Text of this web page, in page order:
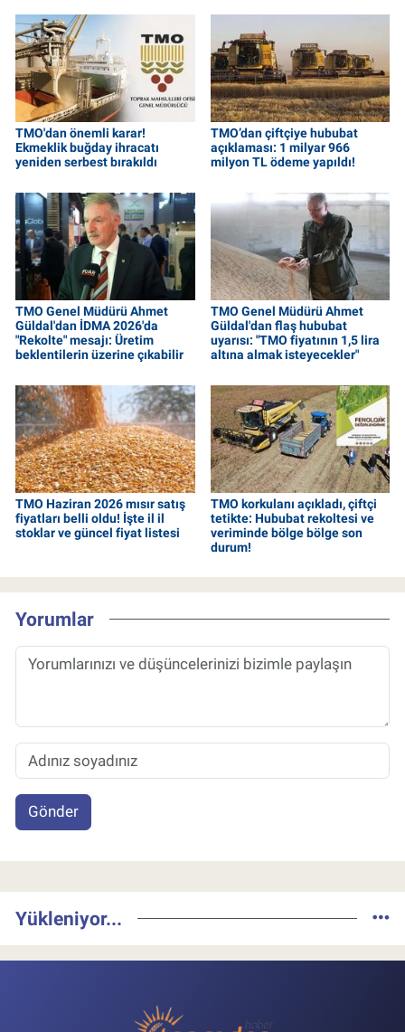
TMO'dan önemli karar!
Ekmeklik buğday ihracatı
yeniden serbest bırakıldı
TMO’dan çiftçiye hububat
açıklaması: 1 milyar 966
milyon TL ödeme yapıldı!
TMO Genel Müdürü Ahmet
Güldal'dan İDMA 2026'da
"Rekolte" mesajı: Üretim
beklentilerin üzerine çıkabilir
TMO Genel Müdürü Ahmet
Güldal'dan flaş hububat
uyarısı: "TMO fiyatının 1,5 lira
altına almak isteyecekler"
TMO Haziran 2026 mısır satış
fiyatları belli oldu! İşte il il
stoklar ve güncel fiyat listesi
TMO korkulanı açıkladı, çiftçi
tetikte: Hububat rekoltesi ve
veriminde bölge bölge son
durum!
Yorumlar
Gönder
Yükleniyor...